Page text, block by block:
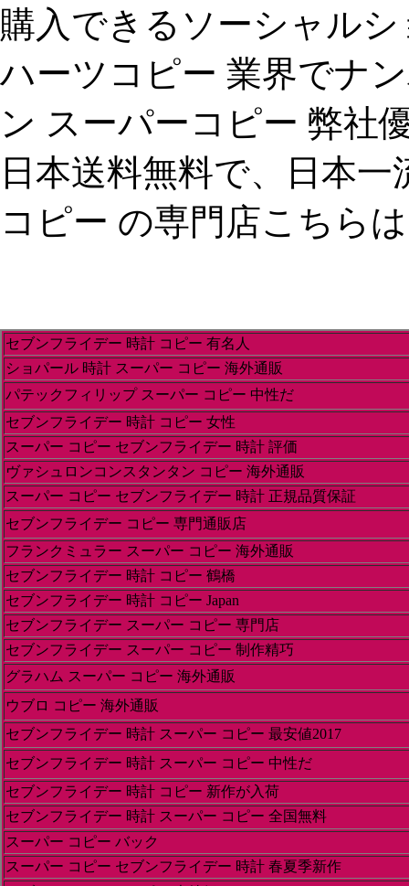
購入できるソーシャル
ハーツコピー 業界でナ
ン スーパーコピー 弊社
日本送料無料で、日本
コピー の専門店こちら
セブンフライデー 時計 コピー 有名人
ショパール 時計 スーパー コピー 海外通販
パテックフィリップ スーパー コピー 中性だ
セブンフライデー 時計 コピー 女性
スーパー コピー セブンフライデー 時計 評価
ヴァシュロンコンスタンタン コピー 海外通販
スーパー コピー セブンフライデー 時計 正規品質保証
セブンフライデー コピー 専門通販店
フランクミュラー スーパー コピー 海外通販
セブンフライデー 時計 コピー 鶴橋
セブンフライデー 時計 コピー Japan
セブンフライデー スーパー コピー 専門店
セブンフライデー スーパー コピー 制作精巧
グラハム スーパー コピー 海外通販
ウブロ コピー 海外通販
セブンフライデー 時計 スーパー コピー 最安値2017
セブンフライデー 時計 スーパー コピー 中性だ
セブンフライデー 時計 コピー 新作が入荷
セブンフライデー 時計 スーパー コピー 全国無料
スーパー コピー バック
スーパー コピー セブンフライデー 時計 春夏季新作